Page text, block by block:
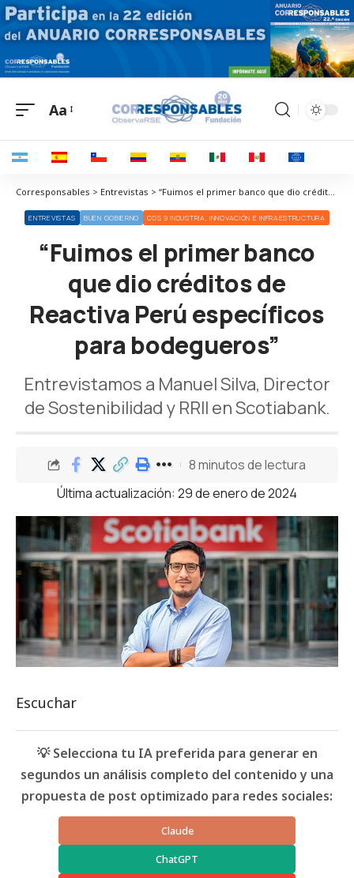
Aa
Corresponsables > Entrevistas > “Fuimos el primer banco que dio créditos de Reactiva Perú específicos para bodegueros”
ENTREVISTAS BUEN GOBIERNO ODS 9 INDUSTRIA, INNOVACIÓN E INFRAESTRUCTURA
“Fuimos el primer banco
que dio créditos de
Reactiva Perú específicos
para bodegueros”
Entrevistamos a Manuel Silva, Director
de Sostenibilidad y RRII en Scotiabank.
Última actualización: 29 de enero de 2024
8 minutos de lectura
Escuchar
💡 Selecciona tu IA preferida para generar en
segundos un análisis completo del contenido y una
propuesta de post optimizado para redes sociales:
Claude
ChatGPT